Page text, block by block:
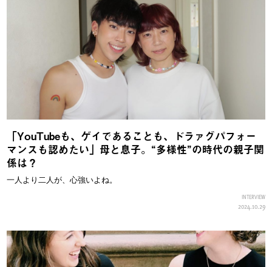
「YouTubeも、ゲイであることも、ドラァグパフォー
マンスも認めたい」母と息子。“多様性”の時代の親子関
係は？
一人より二人が、心強いよね。
INTERVIEW
2024.10.29